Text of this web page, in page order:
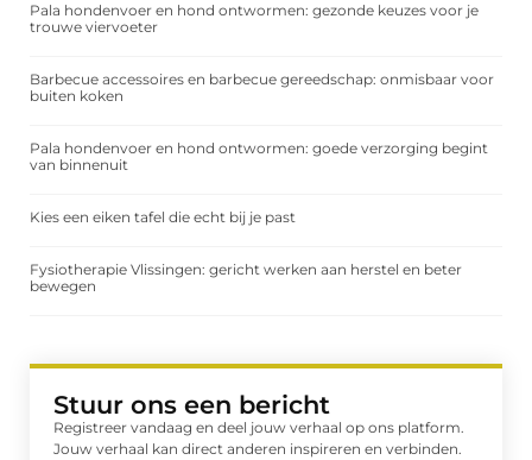
Pala hondenvoer en hond ontwormen: gezonde keuzes voor je
trouwe viervoeter
Barbecue accessoires en barbecue gereedschap: onmisbaar voor
buiten koken
Pala hondenvoer en hond ontwormen: goede verzorging begint
van binnenuit
Kies een eiken tafel die echt bij je past
Fysiotherapie Vlissingen: gericht werken aan herstel en beter
bewegen
Stuur ons een bericht
Registreer vandaag en deel jouw verhaal op ons platform.
Jouw verhaal kan direct anderen inspireren en verbinden.